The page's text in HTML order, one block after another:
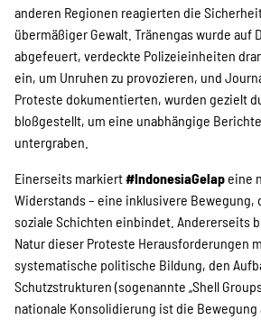
anderen Regionen reagierten die
übermäßiger Gewalt. Tränengas wurde auf
abgefeuert, verdeckte Polizeieinheiten
ein, um Unruhen zu provozieren, und
Proteste dokumentierten, wurden gezielt
bloßgestellt, um eine unabhängige
untergraben.
Einerseits markiert#IndonesiaGelap eine
Widerstands – eine inklusivere Bewegung,
soziale Schichten einbindet. Andererseits
Natur dieser Proteste Herausforderungen
systematische politische Bildung, den
Schutzstrukturen (sogenannte „Shell
nationale Konsolidierung ist die